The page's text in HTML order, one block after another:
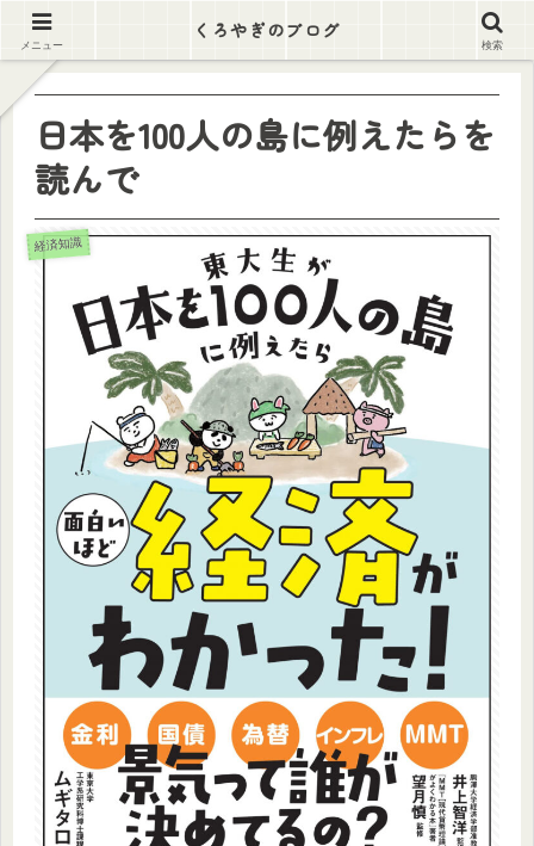
逃げ出そう この労働地獄から
日本を100人の島に例えたらを
読んで
経済知識
メニュー
くろやぎのブログ
検索